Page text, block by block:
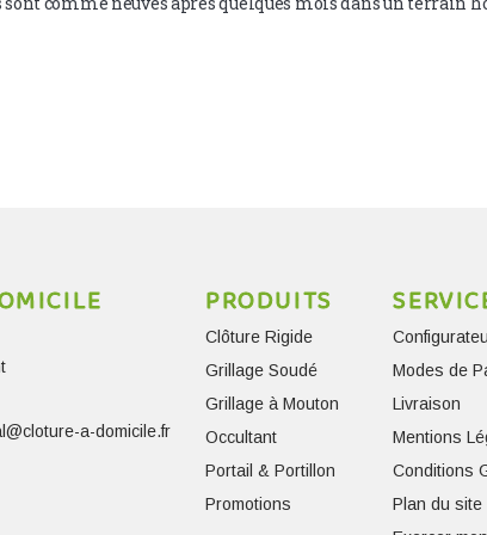
a-domicile.fr
PRODUITS
Clôture Rigide
Grillage Soudé
Grillage à Mouton
Occultant
Portail & Portillon
Promotions
Modes de
Livraison
Mentions
Conditions
Plan du site